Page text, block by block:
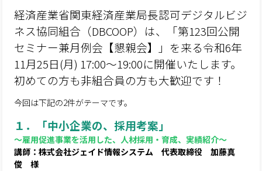
経済産業省関東経済産業局長認可デジタルビジ
ネス協同組合（DBCOOP）は、「第123回公開
セミナー兼月例会【懇親会】」を来る令和6年
11月25日(月) 17:00～19:00に開催いたします。
初めての方も非組合員の方も大歓迎です！
今回は下記の2件がテーマです。
１．「中小企業の、採用考案」
～雇用促進事業を活用した、人材採用・育成、実績紹介～
講師：株式会社ジェイド情報システム 代表取締役 加藤真
俊 様